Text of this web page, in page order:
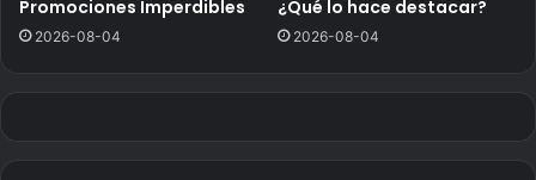
Promociones Imperdibles
2026-08-04
¿Qué lo hace destacar?
2026-08-04